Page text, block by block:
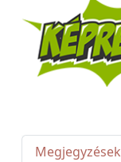
Megjegyzések